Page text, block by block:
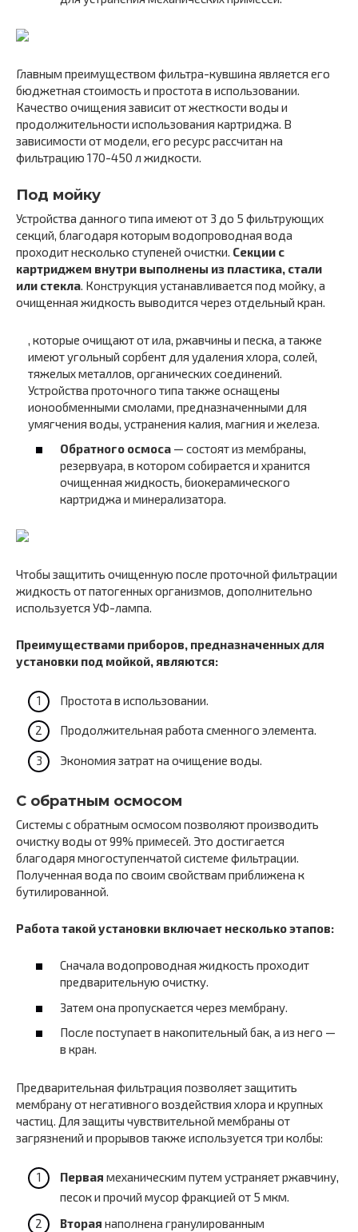
Главным преимуществом фильтра-кувшина является его
бюджетная стоимость и простота в использовании.
Качество очищения зависит от жесткости воды и
продолжительности использования картриджа. В
зависимости от модели, его ресурс рассчитан на
фильтрацию 170-450 л жидкости.
Под мойку
Устройства данного типа имеют от 3 до 5 фильтрующих
секций, благодаря которым водопроводная вода
проходит несколько ступеней очистки. Секции с
картриджем внутри выполнены из пластика, стали
или стекла. Конструкция устанавливается под мойку, а
очищенная жидкость выводится через отдельный кран.
, которые очищают от ила, ржавчины и песка, а также
имеют угольный сорбент для удаления хлора, солей,
тяжелых металлов, органических соединений.
Устройства проточного типа также оснащены
ионообменными смолами, предназначенными для
умягчения воды, устранения калия, магния и железа.
Обратного осмоса — состоят из мембраны,
резервуара, в котором собирается и хранится
очищенная жидкость, биокерамического
картриджа и минерализатора.
Чтобы защитить очищенную после проточной фильтрации
жидкость от патогенных организмов, дополнительно
используется УФ-лампа.
Преимуществами приборов, предназначенных для
установки под мойкой, являются:
Простота в использовании.
Продолжительная работа сменного элемента.
Экономия затрат на очищение воды.
С обратным осмосом
Системы с обратным осмосом позволяют производить
очистку воды от 99% примесей. Это достигается
благодаря многоступенчатой системе фильтрации.
Полученная вода по своим свойствам приближена к
бутилированной.
Работа такой установки включает несколько этапов:
Сначала водопроводная жидкость проходит
предварительную очистку.
Затем она пропускается через мембрану.
После поступает в накопительный бак, а из него —
в кран.
Предварительная фильтрация позволяет защитить
мембрану от негативного воздействия хлора и крупных
частиц. Для защиты чувствительной мембраны от
загрязнений и прорывов также используется три колбы:
Первая механическим путем устраняет ржавчину,
песок и прочий мусор фракцией от 5 мкм.
Вторая наполнена гранулированным